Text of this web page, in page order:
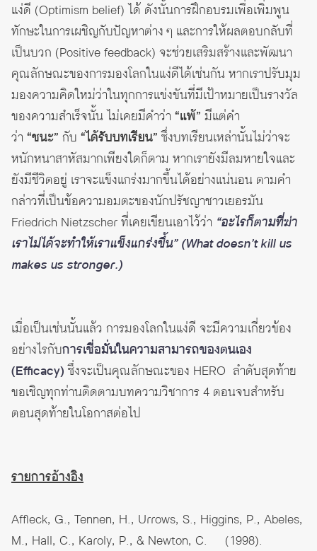
แง่ดี (Optimism belief) ได้ ดังนั้นการฝึกอบรมเพื่อเพิ่มพูน
ทักษะในการเผชิญกับปัญหาต่าง ๆ และการให้ผลตอบกลับที่
เป็นบวก (Positive feedback) จะช่วยเสริมสร้างและพัฒนา
คุณลักษณะของการมองโลกในแง่ดีได้เช่นกัน หากเราปรับมุม
มองความคิดใหม่ว่าในทุกการแข่งขันที่มีเป้าหมายเป็นรางวัล
ของความสำเร็จนั้น ไม่เคยมีคำว่า “แพ้” มีแต่คำ
ว่า “ชนะ” กับ “ได้รับบทเรียน”ซึ่งบทเรียนเหล่านั้นไม่ว่าจะ
หนักหนาสาหัสมากเพียงใดก็ตาม หากเรายังมีลมหายใจและ
ยังมีชีวิตอยู่ เราจะแข็งแกร่งมากขึ้นได้อย่างแน่นอน ตามคำ
กล่าวที่เป็นข้อความอมตะของนักปรัชญาชาวเยอรมัน
Friedrich Nietzscher ที่เคยเขียนเอาไว้ว่า “อะไรก็ตามที่ฆ่า
เราไม่ได้จะทำให้เราแข็งแกร่งขึ้น” (What doesn’t kill us
makes us stronger.)
เมื่อเป็นเช่นนั้นแล้ว การมองโลกในแง่ดี จะมีความเกี่ยวข้อง
อย่างไรกับการเชื่อมั่นในความสามารถของตนเอง
(Efficacy)ซึ่งจะเป็นคุณลักษณะของ HERO ลำดับสุดท้าย
ขอเชิญทุกท่านติดตามบทความวิชาการ 4 ตอนจบสำหรับ
ตอนสุดท้ายในโอกาสต่อไป
รายการอ้างอิง
Affleck, G., Tennen, H., Urrows, S., Higgins, P., Abeles,
M., Hall, C., Karoly, P., & Newton, C. (1998).